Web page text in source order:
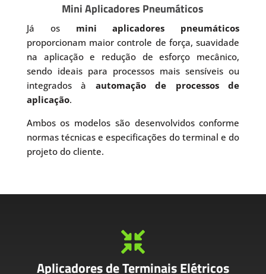
Mini Aplicadores Pneumáticos
Já os mini aplicadores pneumáticos
proporcionam maior controle de força, suavidade
na aplicação e redução de esforço mecânico,
sendo ideais para processos mais sensíveis ou
integrados à automação de processos de
aplicação.
Ambos os modelos são desenvolvidos conforme
normas técnicas e especificações do terminal e do
projeto do cliente.

Aplicadores de Terminais Elétricos